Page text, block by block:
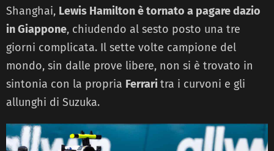
Shanghai, Lewis Hamilton è tornato a pagare dazio
in Giappone, chiudendo al sesto posto una tre
giorni complicata. Il sette volte campione del
mondo, sin dalle prove libere, non si è trovato in
sintonia con la propria Ferraritra i curvoni e gli
allunghi di Suzuka.